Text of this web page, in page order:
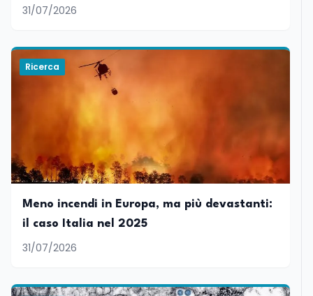
31/07/2026
Ricerca
Meno incendi in Europa, ma più devastanti:
il caso Italia nel 2025
31/07/2026